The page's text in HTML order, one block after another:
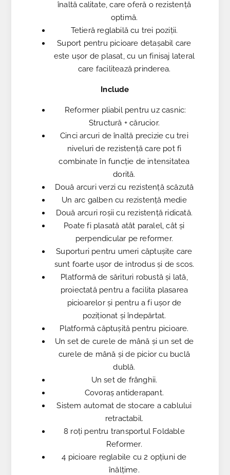
înaltă calitate, care oferă o rezistență
optimă.
Tetieră reglabilă cu trei poziții.
Suport pentru picioare detașabil care
este ușor de plasat, cu un finisaj lateral
care facilitează prinderea.
Include
Reformer pliabil pentru uz casnic:
Structură + cărucior.
Cinci arcuri de înaltă precizie cu trei
niveluri de rezistență care pot fi
combinate în funcție de intensitatea
dorită.
Două arcuri verzi cu rezistență scăzută
Un arc galben cu rezistență medie
Două arcuri roșii cu rezistență ridicată.
Poate fi plasată atât paralel, cât și
perpendicular pe reformer.
Suporturi pentru umeri căptușite care
sunt foarte ușor de introdus și de scos.
Platformă de sărituri robustă și lată,
proiectată pentru a facilita plasarea
picioarelor și pentru a fi ușor de
poziționat și îndepărtat.
Platformă căptușită pentru picioare.
Un set de curele de mână și un set de
curele de mână și de picior cu buclă
dublă.
Un set de frânghii.
Covoraș antiderapant.
Sistem automat de stocare a cablului
retractabil.
8 roți pentru transportul Foldable
Reformer.
4 picioare reglabile cu 2 opțiuni de
înălțime.